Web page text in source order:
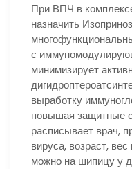
При ВПЧ в
назначить
с
минимизирует
выработку
повышая защитные
расписывает врач,
вируса, возраст,
можно на шипицу у